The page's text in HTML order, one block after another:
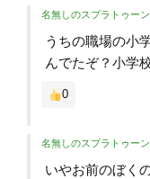
名無しのスプラトゥーン
うちの職場の小
んでたぞ？小学校
0
名無しのスプラトゥーン
いやお前のぼく